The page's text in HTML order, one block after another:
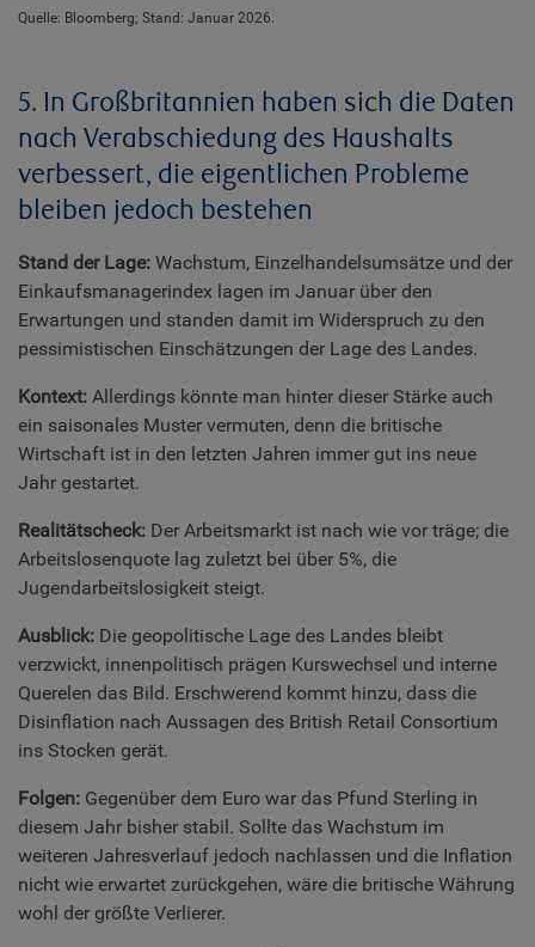
Quelle: Bloomberg; Stand: Januar 2026.
5. In Großbritannien haben sich die Daten
nach Verabschiedung des Haushalts
verbessert, die eigentlichen Probleme
bleiben jedoch bestehen
Stand der Lage: Wachstum, Einzelhandelsumsätze und der
Einkaufsmanagerindex lagen im Januar über den
Erwartungen und standen damit im Widerspruch zu den
pessimistischen Einschätzungen der Lage des Landes.
Kontext: Allerdings könnte man hinter dieser Stärke auch
ein saisonales Muster vermuten, denn die britische
Wirtschaft ist in den letzten Jahren immer gut ins neue
Jahr gestartet.
Realitätscheck: Der Arbeitsmarkt ist nach wie vor träge; die
Arbeitslosenquote lag zuletzt bei über 5%, die
Jugendarbeitslosigkeit steigt.
Ausblick: Die geopolitische Lage des Landes bleibt
verzwickt, innenpolitisch prägen Kurswechsel und interne
Querelen das Bild. Erschwerend kommt hinzu, dass die
Disinflation nach Aussagen des British Retail Consortium
ins Stocken gerät.
Folgen: Gegenüber dem Euro war das Pfund Sterling in
diesem Jahr bisher stabil. Sollte das Wachstum im
weiteren Jahresverlauf jedoch nachlassen und die Inflation
nicht wie erwartet zurückgehen, wäre die britische Währung
wohl der größte Verlierer.